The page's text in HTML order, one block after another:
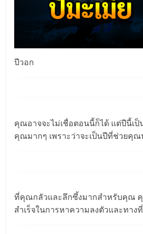
ปีวอก
คุณอาจจะไม่เชื่อตอนนี้ก็ได้ แต่ปีนี้เ
คุณมากๆ เพราะว่าจะเป็นปีที่ช่วยคุ
ที่คุณกลัวและลึกซึ้งมากสำหรับคุณ
สำเร็จในการหาความลงตัวและทาง